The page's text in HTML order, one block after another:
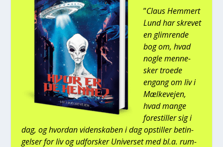
”Claus Hem­mert
Lund har skre­vet
en glim­ren­de
bog om, hvad
nog­le men­ne­
sker tro­e­de
engang om liv i
Mæl­ke­vej­en,
hvad man­ge
fore­stil­ler sig i
dag, og hvor­dan viden­ska­ben i dag opstil­ler betin­
gel­ser for liv og udfor­sker Uni­ver­set med bl.a. rum­